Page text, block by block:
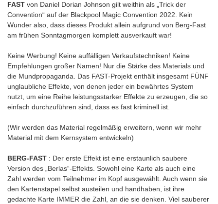
FAST von Daniel Dorian Johnson gilt weithin als „Trick der
Convention“ auf der Blackpool Magic Convention 2022. Kein
Wunder also, dass dieses Produkt allein aufgrund von Berg-Fast
am frühen Sonntagmorgen komplett ausverkauft war!
Keine Werbung! Keine auffälligen Verkaufstechniken! Keine
Empfehlungen großer Namen! Nur die Stärke des Materials und
die Mundpropaganda. Das FAST-Projekt enthält insgesamt FÜNF
unglaubliche Effekte, von denen jeder ein bewährtes System
nutzt, um eine Reihe leistungsstarker Effekte zu erzeugen, die so
einfach durchzuführen sind, dass es fast kriminell ist.
(Wir werden das Material regelmäßig erweitern, wenn wir mehr
Material mit dem Kernsystem entwickeln)
BERG-FAST : Der erste Effekt ist eine erstaunlich saubere
Version des „Berlas“-Effekts. Sowohl eine Karte als auch eine
Zahl werden vom Teilnehmer im Kopf ausgewählt. Auch wenn sie
den Kartenstapel selbst austeilen und handhaben, ist ihre
gedachte Karte IMMER die Zahl, an die sie denken. Viel sauberer